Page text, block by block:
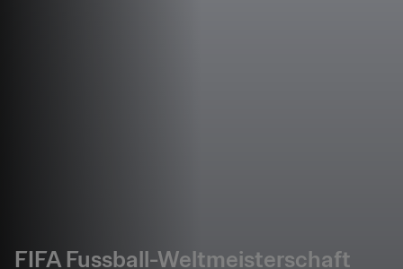
FIFA Fussball-Weltmeisterschaft